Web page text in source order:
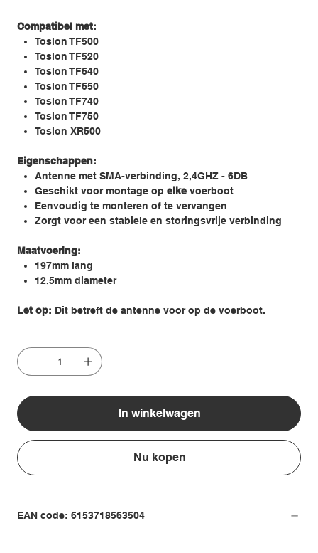
Compatibel met:
Toslon TF500
Toslon TF520
Toslon TF640
Toslon TF650
Toslon TF740
Toslon TF750
Toslon XR500
Eigenschappen:
Antenne met SMA-verbinding, 2,4GHZ - 6DB
Geschikt voor montage opelkevoerboot
Eenvoudig te monteren of te vervangen
Zorgt voor een stabiele en storingsvrije verbinding
Maatvoering:
197mm lang
12,5mm diameter
Let op: Dit betreft de antenne voor op de voerboot.
In winkelwagen
Nu kopen
EAN code: 6153718563504